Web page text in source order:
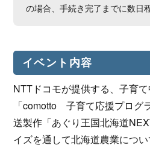
の場合、手続き完了までに数日
イベント内容
NTTドコモが提供する、子育
「comotto 子育て応援プログ
送製作「あぐり王国北海道
イズを通して北海道農業につ